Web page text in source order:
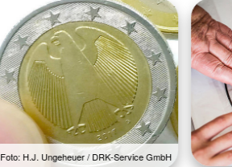
Foto: H.J. Ungeheuer / DRK-Service GmbH